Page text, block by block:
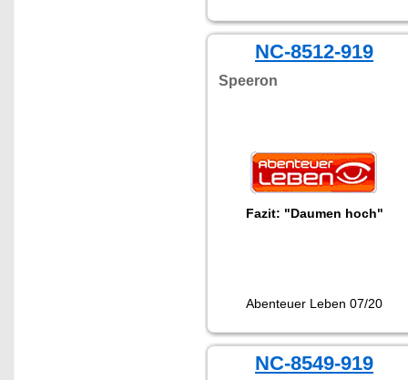
Platzersparnis sinnvoll
kombiniert. Als klappbares
Fitness Trampolin für Indoor-
Training eignet es sich ideal
für Cardio, Koordination,
Core-Training und kreative
NC-8512-919
Speeron
Fazit: "Daumen hoch"
Abenteuer Leben 07/20
NC-8549-919